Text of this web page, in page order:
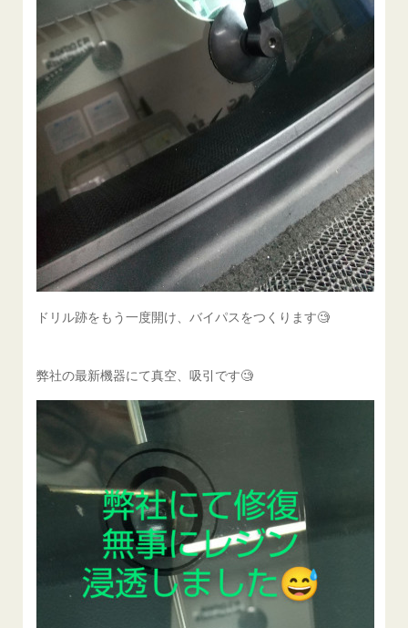
ドリル跡をもう一度開け、バイパスをつくります🧐
弊社の最新機器にて真空、吸引です🧐